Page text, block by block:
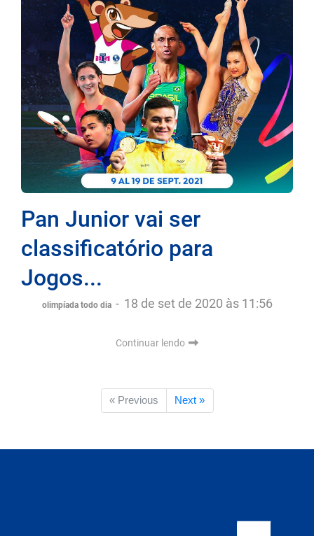
Pan Junior vai ser
classificatório para
Jogos...
olimpíada todo dia - 18 de set de 2020 às 11:56
Continuar lendo
« Previous Next »